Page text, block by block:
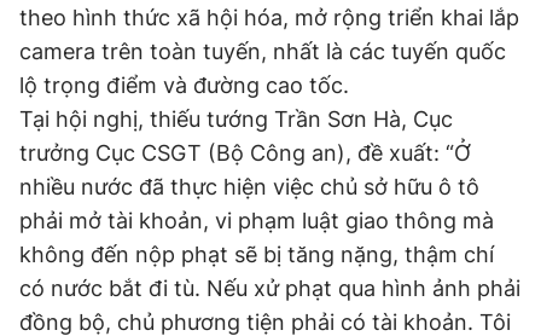
theo hình thức xã hội hóa, mở rộng triển khai lắp
camera trên toàn tuyến, nhất là các tuyến quốc
lộ trọng điểm và đường cao tốc.
Tại hội nghị, thiếu tướng Trần Sơn Hà, Cục
trưởng Cục CSGT (Bộ Công an), đề xuất: “Ở
nhiều nước đã thực hiện việc chủ sở hữu ô tô
phải mở tài khoản, vi phạm luật giao thông mà
không đến nộp phạt sẽ bị tăng nặng, thậm chí
có nước bắt đi tù. Nếu xử phạt qua hình ảnh phải
đồng bộ, chủ phương tiện phải có tài khoản. Tôi